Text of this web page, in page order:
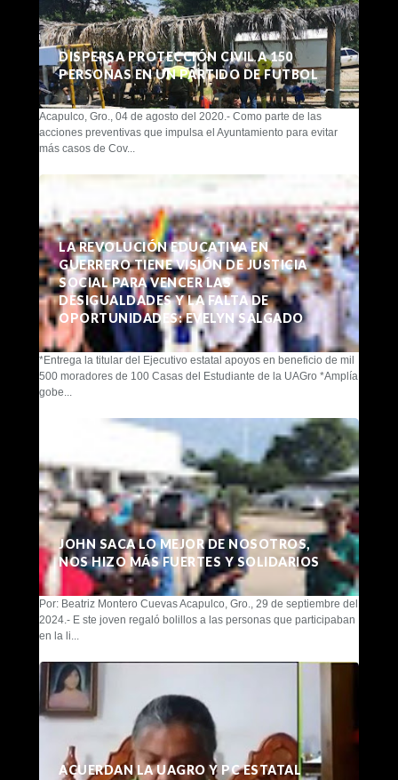
DISPERSA PROTECCIÓN CIVIL A 150
PERSONAS EN UN PARTIDO DE FUTBOL
Acapulco, Gro., 04 de agosto del 2020.- Como parte de las
acciones preventivas que impulsa el Ayuntamiento para evitar
más casos de Cov...
LA REVOLUCIÓN EDUCATIVA EN
GUERRERO TIENE VISIÓN DE JUSTICIA
SOCIAL PARA VENCER LAS
DESIGUALDADES Y LA FALTA DE
OPORTUNIDADES: EVELYN SALGADO
*Entrega la titular del Ejecutivo estatal apoyos en beneficio de mil
500 moradores de 100 Casas del Estudiante de la UAGro *Amplía
gobe...
JOHN SACA LO MEJOR DE NOSOTROS,
NOS HIZO MÁS FUERTES Y SOLIDARIOS
Por: Beatriz Montero Cuevas Acapulco, Gro., 29 de septiembre del
2024.- E ste joven regaló bolillos a las personas que participaban
en la li...
ACUERDAN LA UAGRO Y PC ESTATAL